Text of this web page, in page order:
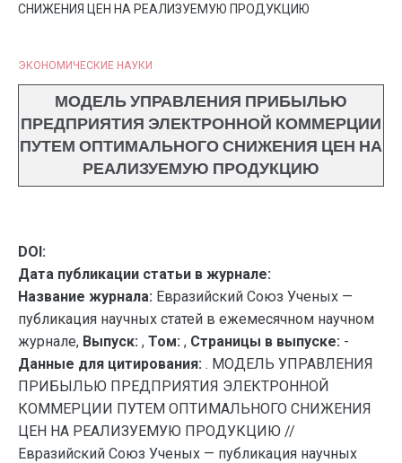
СНИЖЕНИЯ ЦЕН НА РЕАЛИЗУЕМУЮ ПРОДУКЦИЮ
ЭКОНОМИЧЕСКИЕ НАУКИ
МОДЕЛЬ УПРАВЛЕНИЯ ПРИБЫЛЬЮ
ПРЕДПРИЯТИЯ ЭЛЕКТРОННОЙ КОММЕРЦИИ
ПУТЕМ ОПТИМАЛЬНОГО СНИЖЕНИЯ ЦЕН НА
РЕАЛИЗУЕМУЮ ПРОДУКЦИЮ
DOI:
Дата публикации статьи в журнале:
Название журнала: Евразийский Союз Ученых —
публикация научных статей в ежемесячном научном
журнале, Выпуск: , Том: , Страницы в выпуске: -
Данные для цитирования: . МОДЕЛЬ УПРАВЛЕНИЯ
ПРИБЫЛЬЮ ПРЕДПРИЯТИЯ ЭЛЕКТРОННОЙ
КОММЕРЦИИ ПУТЕМ ОПТИМАЛЬНОГО СНИЖЕНИЯ
ЦЕН НА РЕАЛИЗУЕМУЮ ПРОДУКЦИЮ //
Евразийский Союз Ученых — публикация научных